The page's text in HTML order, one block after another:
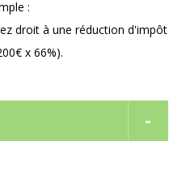
:
droit à une réduction d'impôt
x 66%).